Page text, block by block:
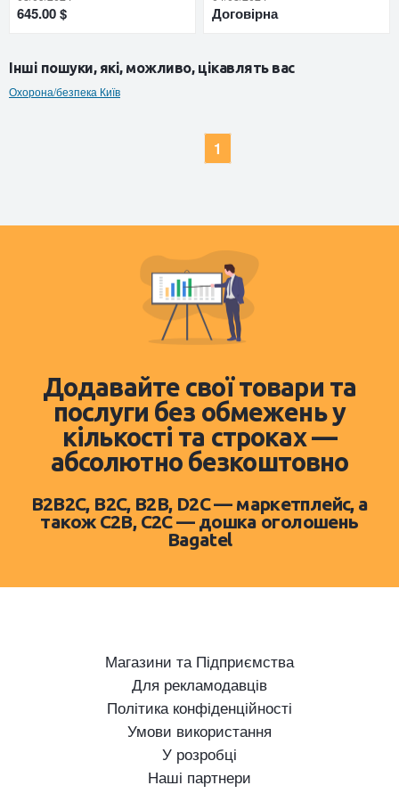
645.00 $ Договірна
Інші пошуки, які, можливо, цікавлять вас
Охорона/безпека Київ
1
Додавайте свої товари та
послуги без обмежень у
кількості та строках —
абсолютно безкоштовно
B2B2C, B2C, B2B, D2C — маркетплейс, а
також C2B, C2C — дошка оголошень
Bagatel
Магазини та Підприємства
Для рекламодавців
Політика конфіденційності
Умови використання
У розробці
Наші партнери